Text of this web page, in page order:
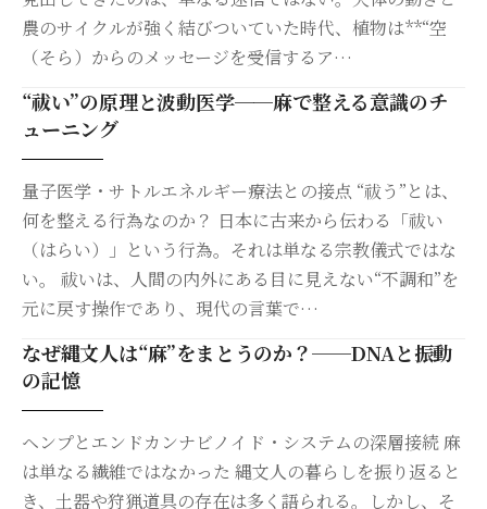
農のサイクルが強く結びついていた時代、植物は**“空
（そら）からのメッセージを受信するア…
“祓い”の原理と波動医学──麻で整える意識のチ
ューニング
量子医学・サトルエネルギー療法との接点 “祓う”とは、
何を整える行為なのか？ 日本に古来から伝わる「祓い
（はらい）」という行為。それは単なる宗教儀式ではな
い。 祓いは、人間の内外にある目に見えない“不調和”を
元に戻す操作であり、現代の言葉で…
なぜ縄文人は“麻”をまとうのか？──DNAと振動
の記憶
ヘンプとエンドカンナビノイド・システムの深層接続 麻
は単なる繊維ではなかった 縄文人の暮らしを振り返ると
き、土器や狩猟道具の存在は多く語られる。しかし、そ